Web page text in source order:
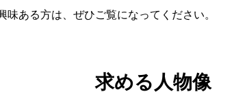
味ある方は、ぜひご覧になってください。
求める人物像